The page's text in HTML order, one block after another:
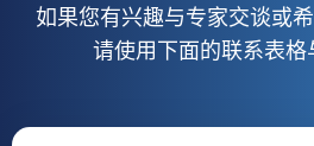
如果您有兴趣与专家交谈或
请使用下面的联系表格